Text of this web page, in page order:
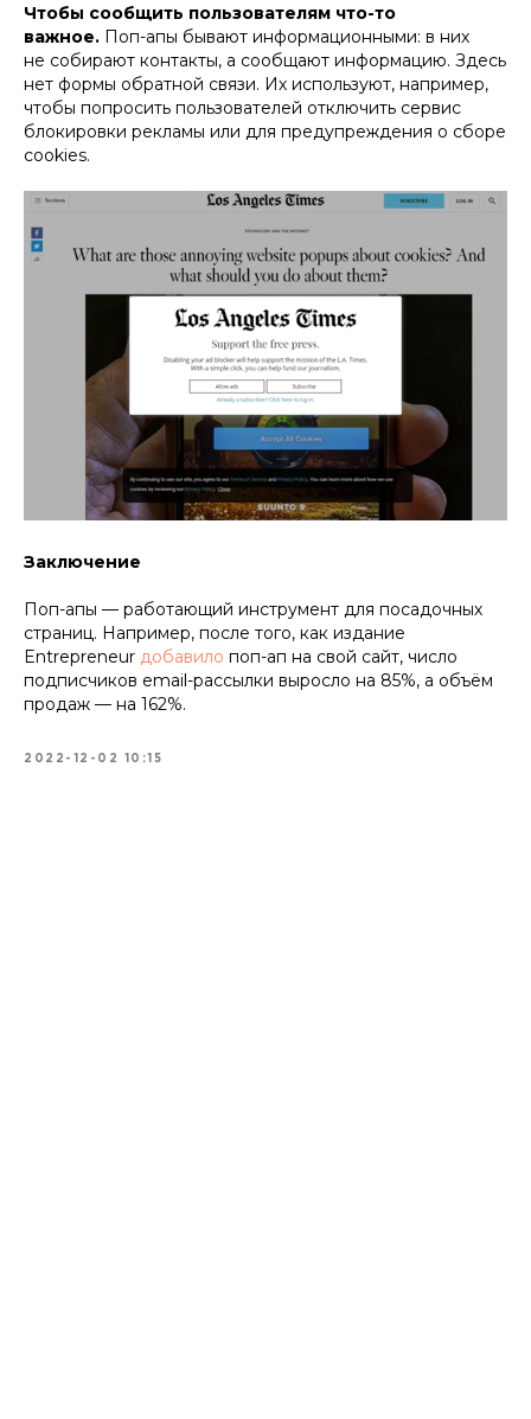
Чтобы сообщить пользователям что-то
важное. Поп-апы бывают информационными: в них
не собирают контакты, а сообщают информацию. Здесь
нет формы обратной связи. Их используют, например,
чтобы попросить пользователей отключить сервис
блокировки рекламы или для предупреждения о сборе
cookies.
Заключение
Поп-апы — работающий инструмент для посадочных
страниц. Например, после того, как издание
Entrepreneur добавило поп-ап на свой сайт, число
подписчиков email-рассылки выросло на 85%, а объём
продаж — на 162%.
2022-12-02 10:15